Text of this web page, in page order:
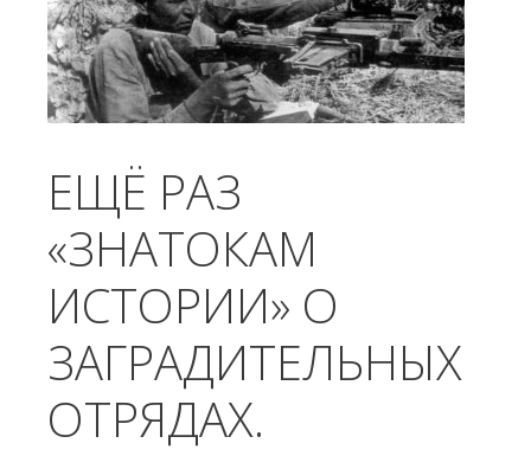
ЕЩЁ РАЗ
«ЗНАТОКАМ
ИСТОРИИ» О
ЗАГРАДИТЕЛЬНЫХ
ОТРЯДАХ.